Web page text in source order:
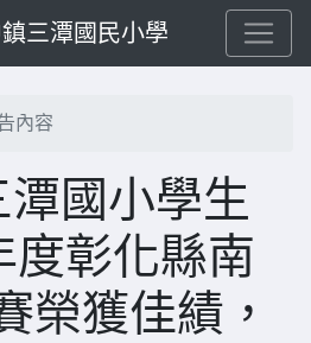
三潭國民小學
內容
潭國小學生
度彰化縣南
榮獲佳績，